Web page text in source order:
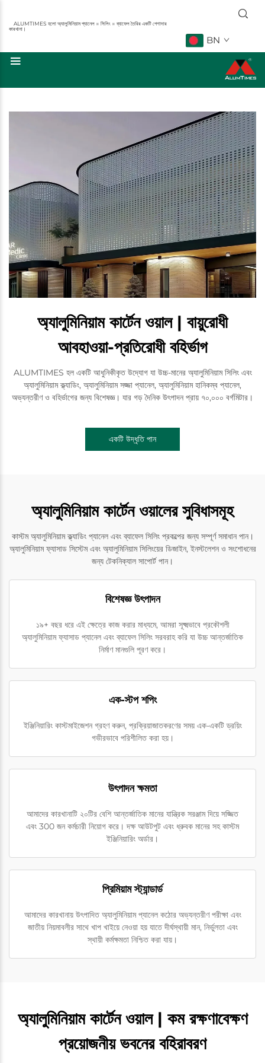
ALUMTIMES হলো অ্যালুমিনিয়াম প্যানেল ※ সিলিং ※ ব্যাফেল তৈরির একটি পেশাদার
কারখানা।
BN
অ্যালুমিনিয়াম কার্টেন ওয়াল | বায়ুরোধী
আবহাওয়া-প্রতিরোধী বহির্ভাগ
ALUMTIMES হল একটি আধুনিকীকৃত উদ্যোগ যা উচ্চ-মানের অ্যালুমিনিয়াম সিলিং এবং
অ্যালুমিনিয়াম ক্ল্যাডিং, অ্যালুমিনিয়াম সজ্জা প্যানেল, অ্যালুমিনিয়াম হানিকম্ব প্যানেল,
অভ্যন্তরীণ ও বহির্ভাগের জন্য বিশেষজ্ঞ। যার গড় দৈনিক উৎপাদন প্রায় ৭০,০০০ বর্গমিটার।
একটি উদ্ধৃতি পান
অ্যালুমিনিয়াম কার্টেন ওয়ালের সুবিধাসমূহ
কাস্টম অ্যালুমিনিয়াম ক্ল্যাডিং প্যানেল এবং ব্যাফেল সিলিং প্রকল্পের জন্য সম্পূর্ণ সমাধান পান।
অ্যালুমিনিয়াম ফ্যাসাড সিস্টেম এবং অ্যালুমিনিয়াম সিলিংয়ের ডিজাইন, ইনস্টলেশন ও সংশোধনের
জন্য টেকনিক্যাল সাপোর্ট পান।
বিশেষজ্ঞ উৎপাদন
১৯+ বছর ধরে এই ক্ষেত্রে কাজ করার মাধ্যমে, আমরা সূক্ষ্মভাবে প্রকৌশলী
অ্যালুমিনিয়াম ফ্যাসাড প্যানেল এবং ব্যাফেল সিলিং সরবরাহ করি যা উচ্চ আন্তর্জাতিক
নির্মাণ মানগুলি পূরণ করে।
এক-স্টপ শপিং
ইঞ্জিনিয়ারিং কাস্টমাইজেশন গ্রহণ করুন, প্রক্রিয়াজাতকরণের সময় এক-একটি ড্রয়িং
গভীরভাবে পরিশীলিত করা হয়।
উৎপাদন ক্ষমতা
আমাদের কারখানাটি ২০টির বেশি আন্তর্জাতিক মানের যান্ত্রিক সরঞ্জাম দিয়ে সজ্জিত
এবং 300 জন কর্মচারী নিয়োগ করে। দক্ষ আউটপুট এবং ধ্রুবক মানের সহ কাস্টম
ইঞ্জিনিয়ারিং অর্ডার।
প্রিমিয়াম স্ট্যান্ডার্ড
আমাদের কারখানায় উৎপাদিত অ্যালুমিনিয়াম প্যানেল কঠোর অভ্যন্তরীণ পরীক্ষা এবং
জাতীয় নিয়মাবলীর সাথে খাপ খাইয়ে নেওয়া হয় যাতে দীর্ঘস্থায়ী মান, নির্ভুলতা এবং
স্থায়ী কর্মক্ষমতা নিশ্চিত করা যায়।
অ্যালুমিনিয়াম কার্টেন ওয়াল | কম রক্ষণাবেক্ষণ
প্রয়োজনীয় ভবনের বহিরাবরণ